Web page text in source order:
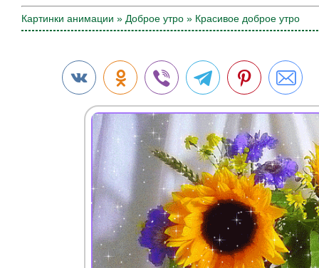
Картинки анимации » Доброе утро » Красивое доброе утро